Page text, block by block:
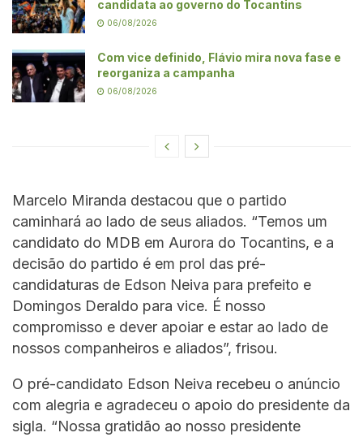
candidata ao governo do Tocantins
06/08/2026
Com vice definido, Flávio mira nova fase e
reorganiza a campanha
06/08/2026
Marcelo Miranda destacou que o partido
caminhará ao lado de seus aliados. “Temos um
candidato do MDB em Aurora do Tocantins, e a
decisão do partido é em prol das pré-
candidaturas de Edson Neiva para prefeito e
Domingos Deraldo para vice. É nosso
compromisso e dever apoiar e estar ao lado de
nossos companheiros e aliados”, frisou.
O pré-candidato Edson Neiva recebeu o anúncio
com alegria e agradeceu o apoio do presidente da
sigla. “Nossa gratidão ao nosso presidente